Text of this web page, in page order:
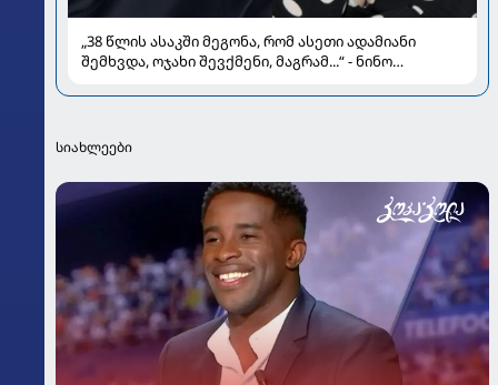
„38 წლის ასაკში მეგონა, რომ ასეთი ადამიანი
შემხვდა, ოჯახი შევქმენი, მაგრამ...“ - ნინო
სიახლეები